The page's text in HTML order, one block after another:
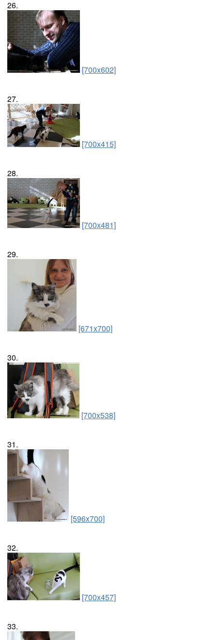
26.
[700x602]
27.
[700x415]
28.
[700x481]
29.
[671x700]
30.
[700x538]
31.
[596x700]
32.
[700x457]
33.